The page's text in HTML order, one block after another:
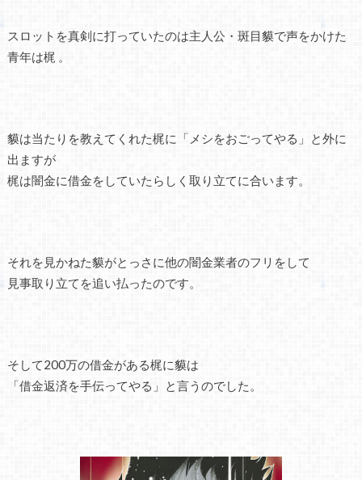
スロットを真剣に打っていたのは主人公・斑目貘で声をかけた
青年は梶 。
貘は当たりを教えてくれた梶に「メシをおごってやる」と外に
出ますが
梶は闇金に借金をしていたらしく取り立てに合います。
それを見かねた貘がとっさに他の闇金業者のフリをして
見事取り立てを追い払ったのです。
そして200万の借金がある梶に貘は
「借金返済を手伝ってやる」と言うのでした。